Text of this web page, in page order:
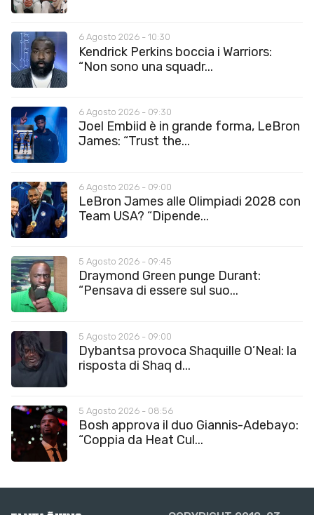
6 Agosto 2026 - 10:30
Kendrick Perkins boccia i Warriors:
“Non sono una squadr...
6 Agosto 2026 - 09:30
Joel Embiid è in grande forma, LeBron
James: “Trust the...
6 Agosto 2026 - 09:00
LeBron James alle Olimpiadi 2028 con
Team USA? “Dipende...
5 Agosto 2026 - 09:45
Draymond Green punge Durant:
“Pensava di essere sul suo...
5 Agosto 2026 - 09:00
Dybantsa provoca Shaquille O’Neal: la
risposta di Shaq d...
5 Agosto 2026 - 08:56
Bosh approva il duo Giannis-Adebayo:
“Coppia da Heat Cul...